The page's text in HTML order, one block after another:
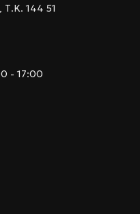
Τ.Κ. 144 51
- 17:00